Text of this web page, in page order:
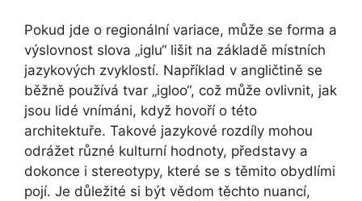
Pokud jde o regionální variace, může se forma a
výslovnost slova „iglu“ lišit na základě místních
jazykových zvyklostí. Například v angličtině se
běžně používá tvar „igloo“, což může ovlivnit, jak
jsou lidé vnímáni, když hovoří o této
architektuře. Takové jazykové rozdíly mohou
odrážet různé kulturní hodnoty, představy a
dokonce i stereotypy, které se s těmito obydlími
pojí. Je důležité si být vědom těchto nuancí,